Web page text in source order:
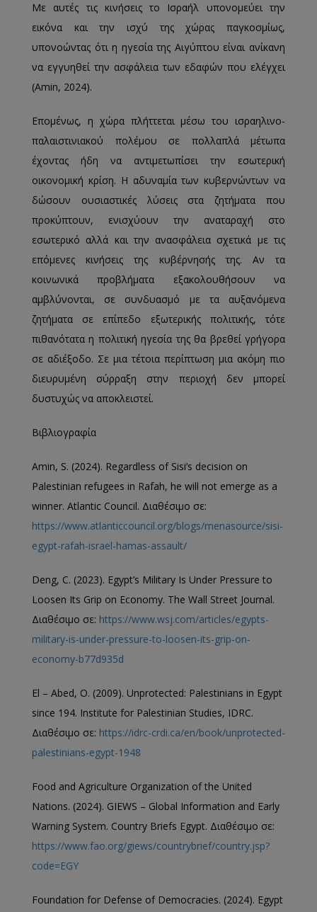
Με αυτές τις κινήσεις το Ισραήλ υπονομεύει την
εικόνα και την ισχύ της χώρας παγκοσμίως,
υπονοώντας ότι η ηγεσία της Αιγύπτου είναι ανίκανη
να εγγυηθεί την ασφάλεια των εδαφών που ελέγχει
(Amin, 2024).
Επομένως, η χώρα πλήττεται μέσω του ισραηλινο-
παλαιστινιακού πολέμου σε πολλαπλά μέτωπα
έχοντας ήδη να αντιμετωπίσει την εσωτερική
οικονομική κρίση. Η αδυναμία των κυβερνώντων να
δώσουν ουσιαστικές λύσεις στα ζητήματα που
προκύπτουν, ενισχύουν την αναταραχή στο
εσωτερικό αλλά και την ανασφάλεια σχετικά με τις
επόμενες κινήσεις της κυβέρνησής της. Αν τα
κοινωνικά προβλήματα εξακολουθήσουν να
αμβλύνονται, σε συνδυασμό με τα αυξανόμενα
ζητήματα σε επίπεδο εξωτερικής πολιτικής, τότε
πιθανότατα η πολιτική ηγεσία της θα βρεθεί γρήγορα
σε αδιέξοδο. Σε μια τέτοια περίπτωση μια ακόμη πιο
διευρυμένη σύρραξη στην περιοχή δεν μπορεί
δυστυχώς να αποκλειστεί.
Βιβλιογραφία
Amin, S. (2024). Regardless of Sisi’s decision on
Palestinian refugees in Rafah, he will not emerge as a
winner. Atlantic Council. Διαθέσιμο σε:
https://www.atlanticcouncil.org/blogs/menasource/sisi-
egypt-rafah-israel-hamas-assault/
Deng, C. (2023). Egypt’s Military Is Under Pressure to
Loosen Its Grip on Economy. The Wall Street Journal.
Διαθέσιμο σε: https://www.wsj.com/articles/egypts-
military-is-under-pressure-to-loosen-its-grip-on-
economy-b77d935d
El – Abed, O. (2009). Unprotected: Palestinians in Egypt
since 194. Institute for Palestinian Studies, IDRC.
Διαθέσιμο σε: https://idrc-crdi.ca/en/book/unprotected-
palestinians-egypt-1948
Food and Agriculture Organization of the United
Nations. (2024). GIEWS – Global Information and Early
Warning System. Country Briefs Egypt. Διαθέσιμο σε:
https://www.fao.org/giews/countrybrief/country.jsp?
code=EGY
Foundation for Defense of Democracies. (2024). Egypt